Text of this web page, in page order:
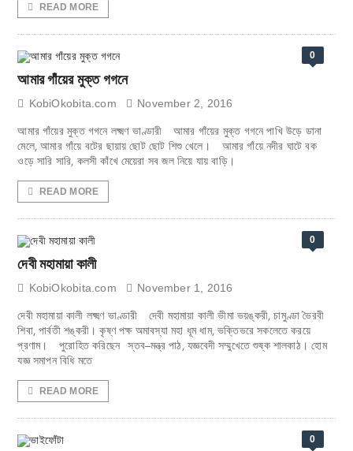
READ MORE
0
আমার গাঁয়ের মুক্ত গগনে
KobiOkobita.com November 2, 2016
আমার গাঁয়ের মুক্ত গগনে লক্ষ্মণ ভাণ্ডারী আমার গাঁয়ের মুক্ত গগনে পাখি উড়ে ডানা
মেলে, আমার গাঁয়ে বটের ছায়ায় ছোট ছোট শিশু খেলে। আমার গাঁয়ে নদীর ঘাটে বক
ওড়ে সারি সারি, কলসী কাঁখে মেয়েরা সব জল নিয়ে যায় বাড়ি।
READ MORE
0
দেবী মহামায়া কালী
KobiOkobita.com November 1, 2016
দেবী মহামায়া কালী লক্ষ্মণ ভাণ্ডারী দেবী মহামায়া কালী ভীমা ভয়ঙ্করী, চামুণ্ডা ভৈরবী
শিবা, পার্বতী শঙ্করী। কৃষ্ণ পক্ষ অমাবস্যা মহা ধূম ধাম, ভক্তিভরে সকলেতে করয়ে
প্রণাম। পুরোহিত করিছেন স্তব–মন্ত্র পাঠ, যজ্ঞবেদী সম্মুখেতে শুষ্ক শালকাঠ। হোম
যজ্ঞ সমাপন বিধি মতে
READ MORE
0